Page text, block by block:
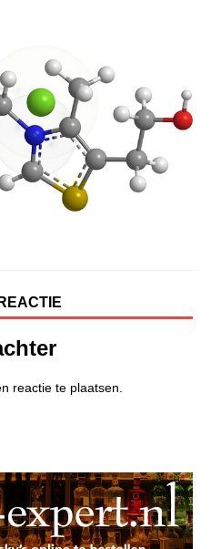
reactie te plaatsen.